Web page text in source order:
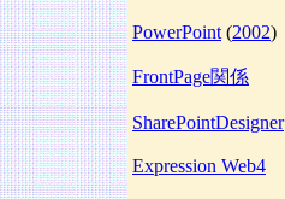
PowerPoint (2002)
FrontPage関係
SharePointDesigner
Expression Web4